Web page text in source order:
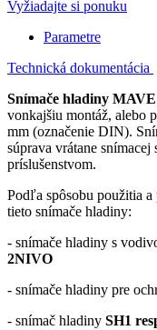
Vyžiadajte si ponuku
Parametre
Technická dokumentácia
Snímače hladiny
vonkajšiu montáž, alebo
mm (označenie DIN).
súprava vrátane
príslušenstvom.
Podľa spôsobu použitia a
tieto snímače hladiny:
- snímače hladiny s
2NIVO
- snímače hladiny pre
- snímač hladiny SH1